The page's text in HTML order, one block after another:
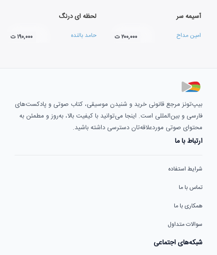
آسیمه سر
امین مداح ۲۰۰,۰۰۰ ت
لحظه ای درنگ
حامد بالنده ۱۹۰,۰۰۰ ت
بیپ‌تونز مرجع قانونی خرید و شنیدن موسیقی، کتاب صوتی و پادکست‌های
فارسی و بین‌المللی است. اینجا می‌توانید با کیفیت بالا، به‌روز و مطمئن به
محتوای صوتی موردعلاقه‌تان دسترسی داشته باشید.
ارتباط با ما
شرایط استفاده
تماس با ما
همکاری با ما
سوالات متداول
شبکه‌های اجتماعی